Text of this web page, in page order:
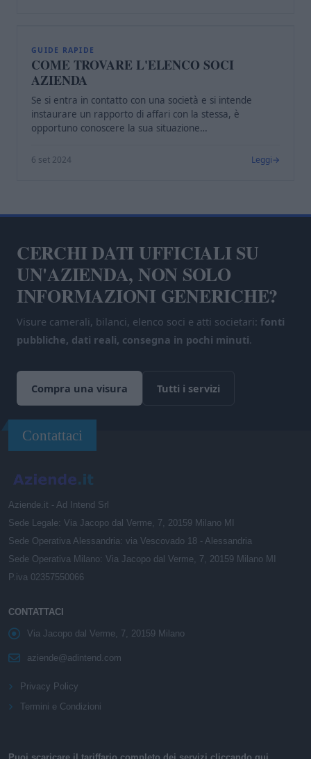
GUIDE RAPIDE
COME TROVARE L'ELENCO SOCI
AZIENDA
Se si entra in contatto con una società e si intende
instaurare un rapporto di affari con la stessa, è
opportuno conoscere la sua situazione…
6 set 2024 Leggi
CERCHI DATI UFFICIALI SU
UN'AZIENDA, NON SOLO
INFORMAZIONI GENERICHE?
Visure camerali, bilanci, elenco soci e atti societari: fonti
pubbliche, dati reali, consegna in pochi minuti.
Compra una visura Tutti i servizi
Contattaci
Aziende.it - Ad Intend Srl
Sede Legale: Via Jacopo dal Verme, 7, 20159 Milano MI
Sede Operativa Alessandria: via Vescovado 18 - Alessandria
Sede Operativa Milano: Via Jacopo dal Verme, 7, 20159 Milano MI
P.iva 02357550066
CONTATTACI
Via Jacopo dal Verme, 7, 20159 Milano
aziende@adintend.com
Privacy Policy
Termini e Condizioni